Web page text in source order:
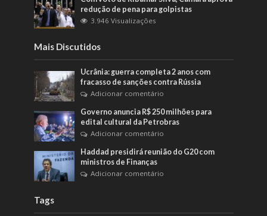
redução de pena para golpistas
3.946 Visualizações
Mais Discutidos
Ucrânia: guerra completa 2 anos com
fracasso de sanções contra Rússia
Adicionar comentário
Governo anuncia R$ 250 milhões para
edital cultural da Petrobras
Adicionar comentário
Haddad presidirá reunião do G20 com
ministros de Finanças
Adicionar comentário
Tags